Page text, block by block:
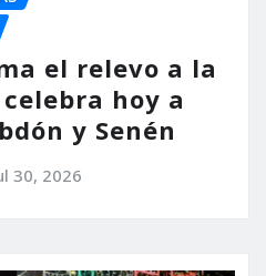
el relevo a la
hoy a
y Senén
30, 2026